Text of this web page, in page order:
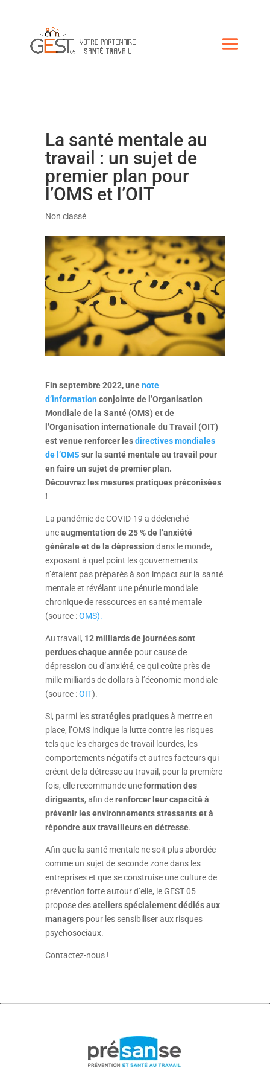
La santé mentale au
travail : un sujet de
premier plan pour
l’OMS et l’OIT
Non classé
Fin septembre 2022, unenote
d’information conjointe de l’Organisation
Mondiale de la Santé (OMS) et de
l’Organisation internationale du Travail (OIT)
est venue renforcer lesdirectives mondiales
de l’OMS sur la santé mentale au travail pour
en faire un sujet de premier plan.
Découvrez les mesures pratiques préconisées
!
La pandémie de COVID-19 a déclenché
uneaugmentation de 25 % de l’anxiété
générale et de la dépression dans le monde,
exposant à quel point les gouvernements
n’étaient pas préparés à son impact sur la santé
mentale et révélant une pénurie mondiale
chronique de ressources en santé mentale
(source :OMS).
Au travail, 12 milliards de journées sont
perdues chaque année pour cause de
dépression ou d’anxiété, ce qui coûte près de
mille milliards de dollars à l’économie mondiale
(source :OIT).
Si, parmi lesstratégies pratiquesà mettre en
place, l’OMS indique la lutte contre les risques
tels que les charges de travail lourdes, les
comportements négatifs et autres facteurs qui
créent de la détresse au travail, pour la première
fois, elle recommande uneformation des
dirigeants, afin derenforcer leur capacité à
prévenir les environnements stressants et à
répondre aux travailleurs en détresse.
Afin que la santé mentale ne soit plus abordée
comme un sujet de seconde zone dans les
entreprises et que se construise une culture de
prévention forte autour d’elle, le GEST 05
propose desateliers spécialement dédiés aux
managerspour les sensibiliser aux risques
psychosociaux.
Contactez-nous !